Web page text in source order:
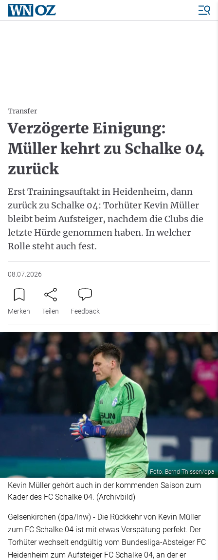
Transfer
Verzögerte Einigung:
Müller kehrt zu Schalke 04
zurück
Erst Trainingsauftakt in Heidenheim, dann
zurück zu Schalke 04: Torhüter Kevin Müller
bleibt beim Aufsteiger, nachdem die Clubs die
letzte Hürde genommen haben. In welcher
Rolle steht auch fest.
08.07.2026
Merken Teilen Feedback
Foto: Bernd Thissen/dpa
Kevin Müller gehört auch in der kommenden Saison zum
Kader des FC Schalke 04. (Archivbild)
Gelsenkirchen (dpa/lnw) - Die Rückkehr von Kevin Müller
zum FC Schalke 04 ist mit etwas Verspätung perfekt. Der
Torhüter wechselt endgültig vom Bundesliga-Absteiger FC
Heidenheim zum Aufsteiger FC Schalke 04, an der er